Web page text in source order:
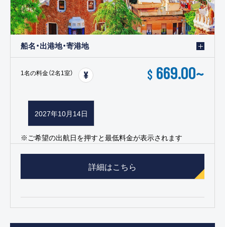
船名・出港地・寄港地
1名の料金（2名1室） $ 669.00~
2027年10月14日
※ご希望の出航日を押すと最低料金が表示されます
詳細はこちら